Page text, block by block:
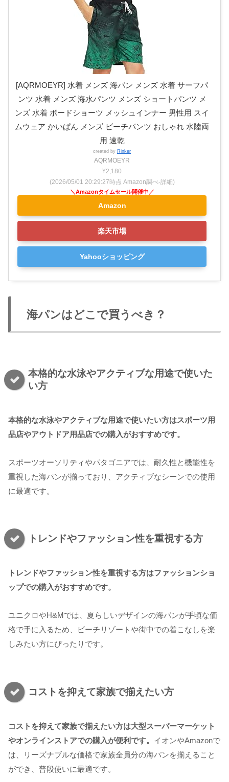
[AQRMOEYR] 水着 メンズ 海パン メンズ 水着 サーフパ
ンツ 水着 メンズ 海水パンツ メンズ ショートパンツ メ
ンズ 水着 ボードショーツ メッシュインナー 男性用 スイ
ムウェア かいぱん メンズ ビーチパンツ おしゃれ 水陸両
用 速乾
created by Rinker
AQRMOEYR
¥2,180
(2026/05/01 20:29:27時点 Amazon調べ-詳細)
Amazon
楽天市場
Yahooショッピング
海パンはどこで買うべき？
本格的な水泳やアクティブな用途で使いた
い方
本格的な水泳やアクティブな用途で使いたい方はスポーツ用
品店やアウトドア用品店での購入がおすすめです。
スポーツオーソリティやパタゴニアでは、耐久性と機能性を
重視した海パンが揃っており、アクティブなシーンでの使用
に最適です。
トレンドやファッション性を重視する方
トレンドやファッション性を重視する方はファッションショ
ップでの購入がおすすめです。
ユニクロやH&Mでは、夏らしいデザインの海パンが手頃な価
格で手に入るため、ビーチリゾートや街中での着こなしを楽
しみたい方にぴったりです。
コストを抑えて家族で揃えたい方
コストを抑えて家族で揃えたい方は大型スーパーマーケット
やオンラインストアでの購入が便利です。 イオンやAmazonで
は、リーズナブルな価格で家族全員分の海パンを揃えること
ができ、普段使いに最適です。